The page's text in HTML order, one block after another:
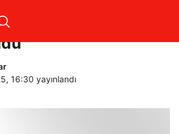
“Çok güzel bir
16:30 yayınlandı